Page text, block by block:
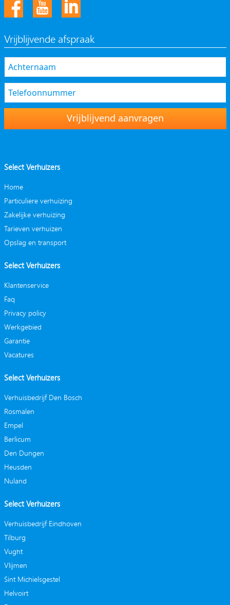
Vrijblijvende afspraak
Vrijblijvend aanvragen
Select Verhuizers
Home
Particuliere verhuizing
Zakelijke verhuizing
Tarieven verhuizen
Opslag en transport
Select Verhuizers
Klantenservice
Faq
Privacy policy
Werkgebied
Garantie
Vacatures
Select Verhuizers
Verhuisbedrijf Den Bosch
Rosmalen
Empel
Berlicum
Den Dungen
Heusden
Nuland
Select Verhuizers
Verhuisbedrijf Eindhoven
Tilburg
Vught
Vlijmen
Sint Michielsgestel
Helvoirt